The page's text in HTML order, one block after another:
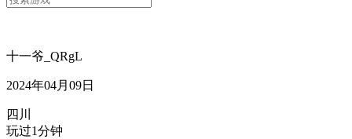
十一爷_QRgL
2024年04月09日
四川
玩过1分钟